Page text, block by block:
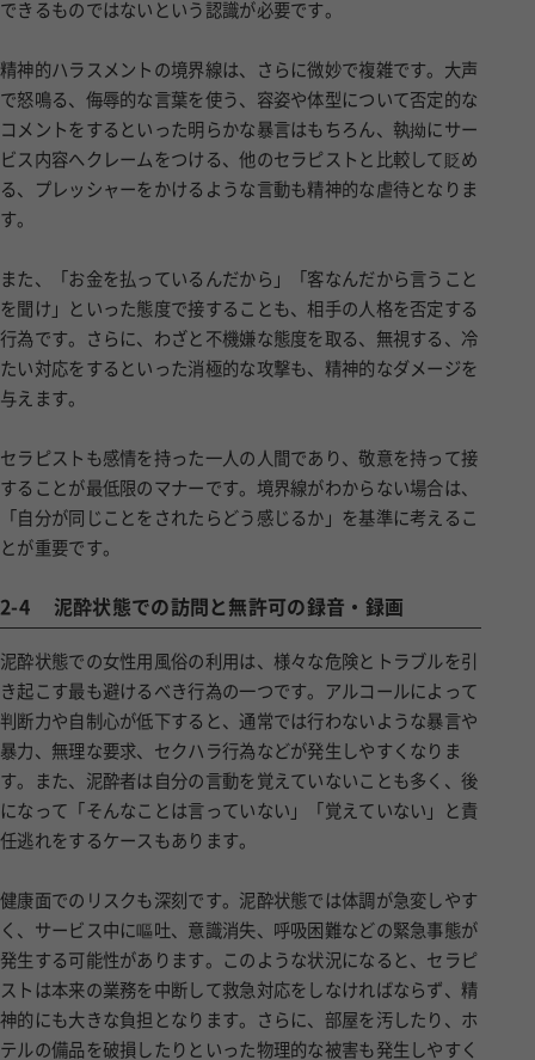
できるものではないという認識が必要です。
精神的ハラスメントの境界線は、さらに微妙で複雑です。大声
で怒鳴る、侮辱的な言葉を使う、容姿や体型について否定的な
コメントをするといった明らかな暴言はもちろん、執拗にサー
ビス内容へクレームをつける、他のセラピストと比較して貶め
る、プレッシャーをかけるような言動も精神的な虐待となりま
す。
また、「お金を払っているんだから」「客なんだから言うこと
を聞け」といった態度で接することも、相手の人格を否定する
行為です。さらに、わざと不機嫌な態度を取る、無視する、冷
たい対応をするといった消極的な攻撃も、精神的なダメージを
与えます。
セラピストも感情を持った一人の人間であり、敬意を持って接
することが最低限のマナーです。境界線がわからない場合は、
「自分が同じことをされたらどう感じるか」を基準に考えるこ
とが重要です。
2-4 泥酔状態での訪問と無許可の録音・録画
泥酔状態での女性用風俗の利用は、様々な危険とトラブルを引
き起こす最も避けるべき行為の一つです。アルコールによって
判断力や自制心が低下すると、通常では行わないような暴言や
暴力、無理な要求、セクハラ行為などが発生しやすくなりま
す。また、泥酔者は自分の言動を覚えていないことも多く、後
になって「そんなことは言っていない」「覚えていない」と責
任逃れをするケースもあります。
健康面でのリスクも深刻です。泥酔状態では体調が急変しやす
く、サービス中に嘔吐、意識消失、呼吸困難などの緊急事態が
発生する可能性があります。このような状況になると、セラピ
ストは本来の業務を中断して救急対応をしなければならず、精
神的にも大きな負担となります。さらに、部屋を汚したり、ホ
テルの備品を破損したりといった物理的な被害も発生しやすく